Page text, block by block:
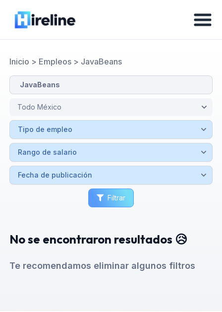
Inicio > Empleos> JavaBeans
Filtrar
No se encontraron resultados 😥
Te recomendamos eliminar algunos filtros